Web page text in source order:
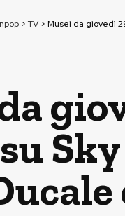
> TV> Musei da giovedì